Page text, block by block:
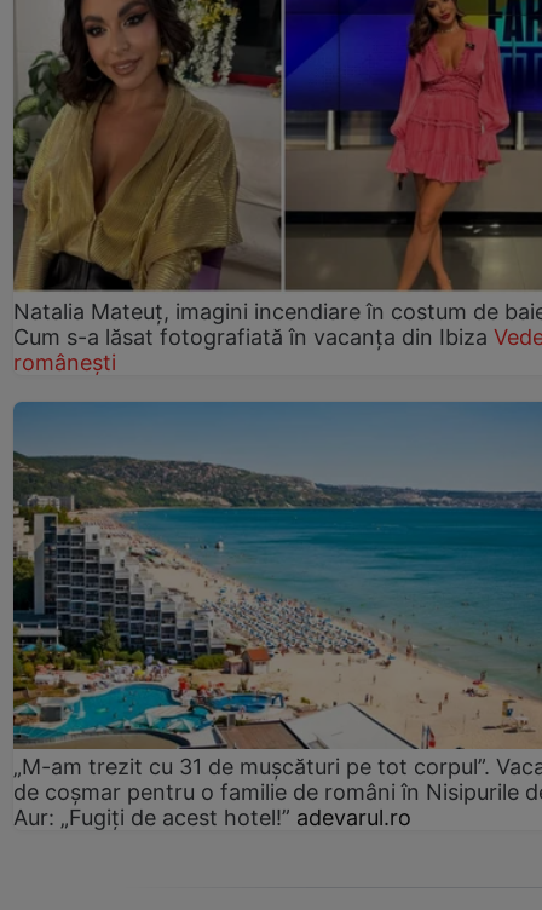
Natalia Mateuț, imagini incendiare în costum de
Cum s-a lăsat fotografiată în vacanța din Ibiza
românești
„M-am trezit cu 31 de mușcături pe tot corpul”.
de coșmar pentru o familie de români în Nisipurile
Aur: „Fugiți de acest hotel!” adevarul.ro